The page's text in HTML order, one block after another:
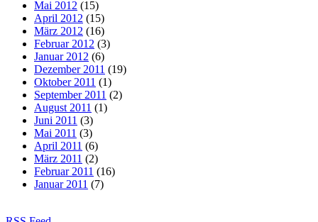
Mai 2012 (15)
April 2012 (15)
März 2012 (16)
Februar 2012 (3)
Januar 2012 (6)
Dezember 2011 (19)
Oktober 2011 (1)
September 2011 (2)
August 2011 (1)
Juni 2011 (3)
Mai 2011 (3)
April 2011 (6)
März 2011 (2)
Februar 2011 (16)
Januar 2011 (7)